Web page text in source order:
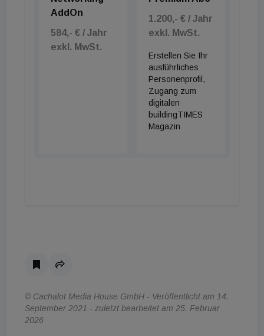
AddOn
584,- € / Jahr
exkl. MwSt.
1.200,- € / Jahr
exkl. MwSt.
Erstellen Sie Ihr
ausführliches
Personenprofil,
Zugang zum
digitalen
buildingTIMES
Magazin
© Cachalot Media House GmbH - Veröffentlicht am 14.
September 2021 - zuletzt bearbeitet am 25. Februar
2026